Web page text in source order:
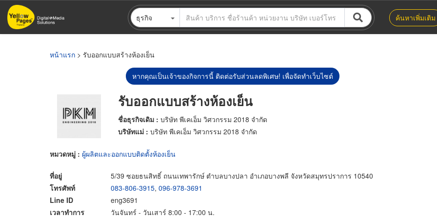
ข้าม
ไป
ธุรกิจ ค้นหาเพิ่มเติม
หน้าแรก > รับออกแบบสร้างห้องเย็น
หากคุณเป็นเจ้าของกิจการนี้ ติดต่อรับส่วนลดพิเศษ! เพื่อจัดทำเว็บไซต์
รับออกแบบสร้างห้องเย็น
ชื่อธุรกิจเดิม : บริษัท พีเคเอ็ม วิศวกรรม 2018 จำกัด
บริษัทแม่ : บริษัท พีเคเอ็ม วิศวกรรม 2018 จำกัด
หมวดหมู่ : ผู้ผลิตและออกแบบติดตั้งห้องเย็น
ที่อยู่
5/39 ซอยธนสิทธิ์ ถนนเทพารักษ์ ตำบลบางปลา อำเภอบางพลี จังหวัดสมุทรปราการ 10540
โทรศัพท์
083-806-3915, 096-978-3691
Line ID
eng3691
เวลาทำการ
วันจันทร์ - วันเสาร์ 8:00 - 17:00 น.